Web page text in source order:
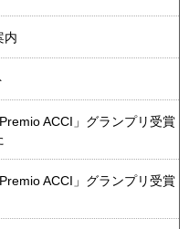
内
ACCI」グランプリ受賞
ACCI」グランプリ受賞